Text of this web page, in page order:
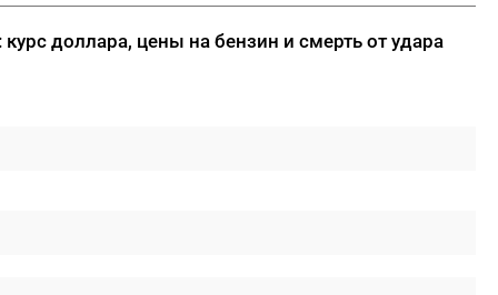
доллара, цены на бензин и смерть от удара